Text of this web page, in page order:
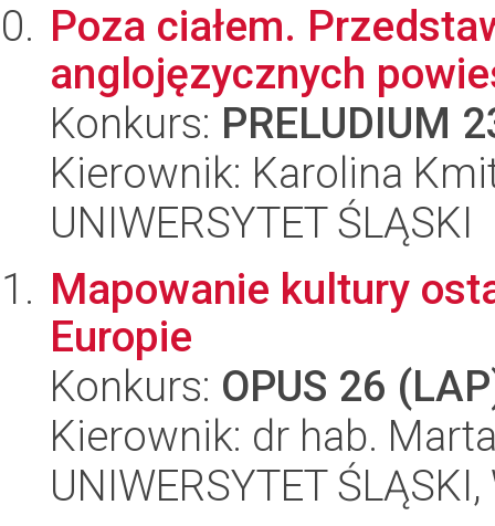
Poza ciałem.
anglojęzycznych
Konkurs: PRELUDIUM
Kierownik: Karolina
UNIWERSYTET ŚLĄSKI
Mapowanie kultury
Europie
Konkurs: OPUS 26
Kierownik: dr hab.
UNIWERSYTET